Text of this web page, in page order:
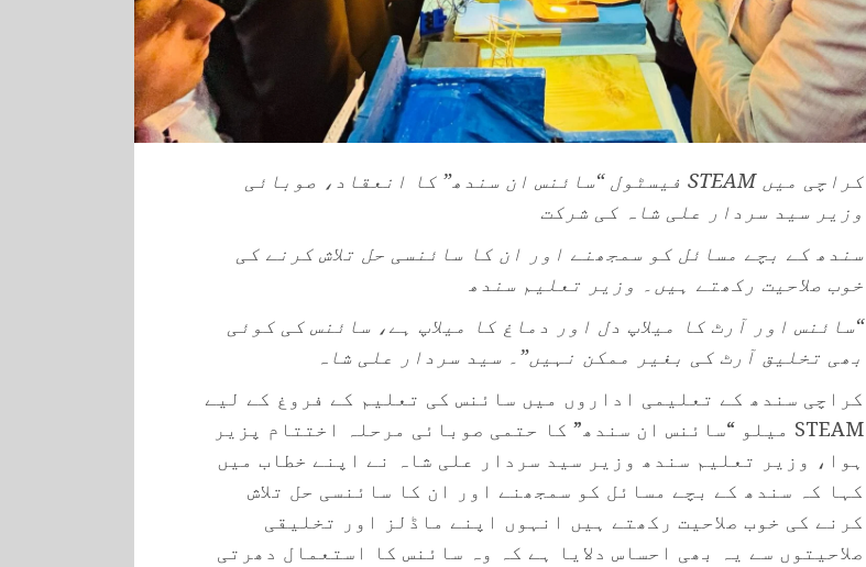
کراچی میں STEAM فیسٹول “سائنس ان سندھ” کا انعقاد، صوبائی
وزیر سید سردار علی شاہ کی شرکت
سندھ کے بچے مسائل کو سمجھنے اور ان کا سائنسی حل تلاش کرنے کی
خوب صلاحیت رکھتے ہیں۔ وزیر تعلیم سندھ
“سائنس اور آرٹ کا میلاپ دل اور دماغ کا میلاپ ہے، سائنس کی کوئی
بھی تخلیق آرٹ کی بغیر ممکن نہیں”۔ سید سردار علی شاہ
کراچی سندھ کے تعلیمی اداروں میں سائنس کی تعلیم کے فروغ کے لیے
STEAM میلو “سائنس ان سندھ” کا حتمی صوبائی مرحلہ اختتام پزیر
ہوا، وزیر تعلیم سندھ وزیر سید سردار علی شاہ نے اپنے خطاب میں
کہا کہ سندھ کے بچے مسائل کو سمجھنے اور ان کا سائنسی حل تلاش
کرنے کی خوب صلاحیت رکھتے ہیں انہوں اپنے ماڈلز اور تخلیقی
صلاحیتوں سے یہ بھی احساس دلایا ہے کہ وہ سائنس کا استعمال دھرتی